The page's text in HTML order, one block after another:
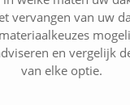
vervangen van uw
en vergelijk
van elke optie.